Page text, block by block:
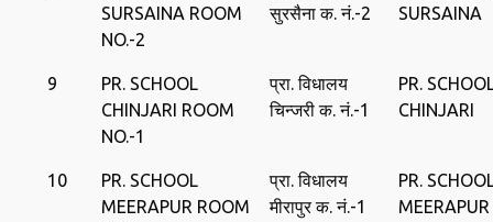
SURSAINA ROOM
NO.-2
सुरसैना क. नं.-2
SURSAINA
9
PR. SCHOOL
CHINJARI ROOM
NO.-1
प्रा. विधालय
चिन्‍जरी क. नं.-1
PR.
CHINJARI
10
PR. SCHOOL
MEERAPUR ROOM
प्रा. विधालय
मीरापुर क. नं.-1
PR.
MEERAPUR